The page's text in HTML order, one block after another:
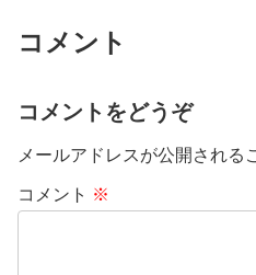
コメント
コメントをどうぞ
メールアドレスが公開される
コメント ※